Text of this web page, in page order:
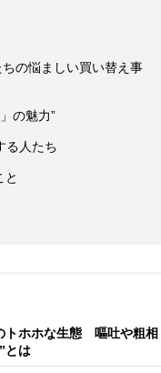
の悩ましい買い替え事
の魅力”
る人たち
と
トホホな生態 嘔吐や粗相
とは